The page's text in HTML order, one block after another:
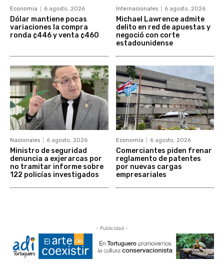
Economía 6 agosto, 2026
Dólar mantiene pocas
variaciones la compra
ronda ¢446 y venta ¢460
Internacionales 6 agosto, 2026
Michael Lawrence admite
delito en red de apuestas y
negoció con corte
estadounidense
Nacionales 6 agosto, 2026
Ministro de seguridad
denuncia a exjerarcas por
no tramitar informe sobre
122 policías investigados
Economía 6 agosto, 2026
Comerciantes piden frenar
reglamento de patentes
por nuevas cargas
empresariales
- Publicidad -